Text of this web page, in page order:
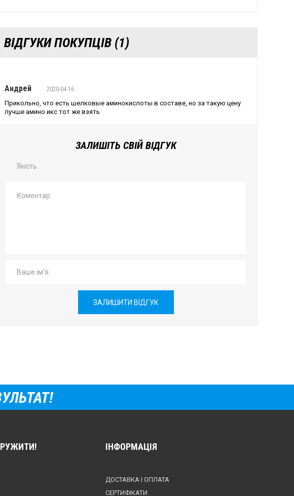
ВІДГУКИ ПОКУПЦІВ (1)
Андрей
2020-04-16
Прикольно, что есть шелковые аминокислоты в составе, но за такую цену
лучше амино икс тот же взять
ЗАЛИШІТЬ СВІЙ ВІДГУК
Якість
ЗАЛИШИТИ ВІДГУК
ІНФОРМАЦІЯ
ДОСТАВКА І ОПЛАТА
СЕРТИФІКАТИ